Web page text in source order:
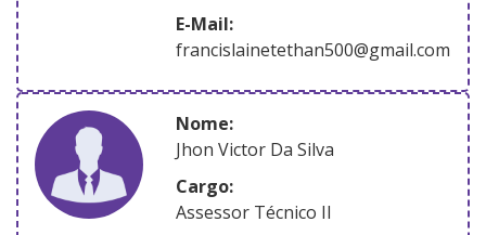
E-Mail:
francislainetethan500@gmail.com
nome:
Jhon Victor Da Silva
Cargo:
Assessor Técnico II